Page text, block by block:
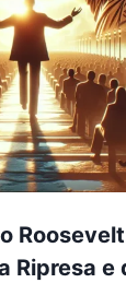
Ripresa e